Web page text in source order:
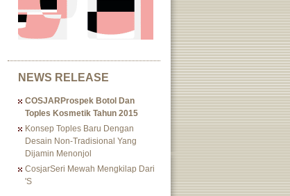
NEWS RELEASE
COSJARProspek Botol Dan
Toples Kosmetik Tahun 2015
Konsep Toples Baru Dengan
Desain Non-Tradisional Yang
Dijamin Menonjol
CosjarSeri Mewah Mengkilap Dari
's